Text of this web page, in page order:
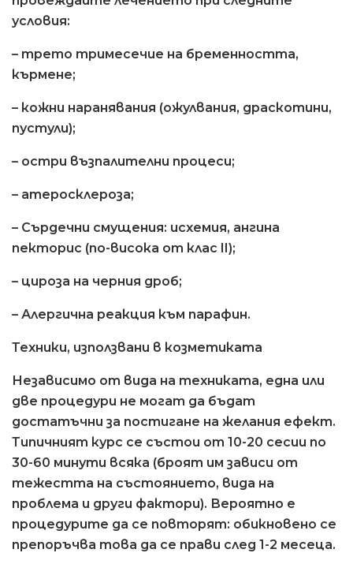
условия:
– трето тримесечие на бременността,
кърмене;
– кожни наранявания (ожулвания, драскотини,
пустули);
– остри възпалителни процеси;
– атеросклероза;
– Сърдечни смущения: исхемия, ангина
пекторис (по-висока от клас II);
– цироза на черния дроб;
– Алергична реакция към парафин.
Техники, използвани в козметиката
Независимо от вида на техниката, една или
две процедури не могат да бъдат
достатъчни за постигане на желания ефект.
Типичният курс се състои от 10-20 сесии по
30-60 минути всяка (броят им зависи от
тежестта на състоянието, вида на
проблема и други фактори). Вероятно е
процедурите да се повторят: обикновено се
препоръчва това да се прави след 1-2 месеца.